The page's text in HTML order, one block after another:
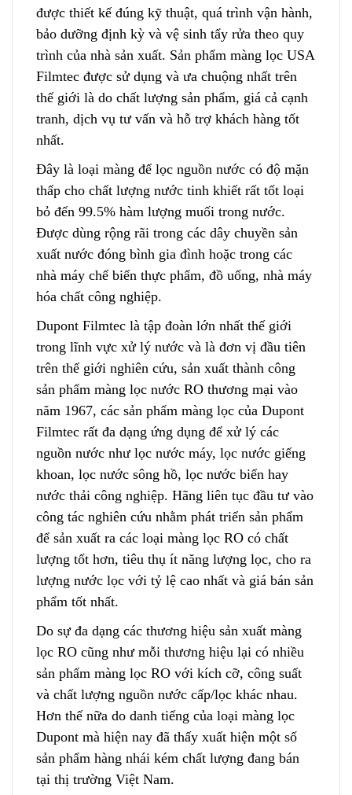
được thiết kế đúng kỹ thuật, quá trình vận hành,
bảo dưỡng định kỳ và vệ sinh tẩy rửa theo quy
trình của nhà sản xuất. Sản phẩm màng lọc USA
Filmtec được sử dụng và ưa chuộng nhất trên
thế giới là do chất lượng sản phẩm, giá cả cạnh
tranh, dịch vụ tư vấn và hỗ trợ khách hàng tốt
nhất.
Đây là loại màng để lọc nguồn nước có độ mặn
thấp cho chất lượng nước tinh khiết rất tốt loại
bỏ đến 99.5% hàm lượng muối trong nước.
Được dùng rộng rãi trong các dây chuyền sản
xuất nước đóng bình gia đình hoặc trong các
nhà máy chế biến thực phẩm, đồ uống, nhà máy
hóa chất công nghiệp.
Dupont Filmtec là tập đoàn lớn nhất thế giới
trong lĩnh vực xử lý nước và là đơn vị đầu tiên
trên thế giới nghiên cứu, sản xuất thành công
sản phẩm màng lọc nước RO thương mại vào
năm 1967, các sản phẩm màng lọc của Dupont
Filmtec rất đa dạng ứng dụng để xử lý các
nguồn nước như lọc nước máy, lọc nước giếng
khoan, lọc nước sông hồ, lọc nước biển hay
nước thải công nghiệp. Hãng liên tục đầu tư vào
công tác nghiên cứu nhằm phát triển sản phẩm
để sản xuất ra các loại màng lọc RO có chất
lượng tốt hơn, tiêu thụ ít năng lượng lọc, cho ra
lượng nước lọc với tỷ lệ cao nhất và giá bán sản
phẩm tốt nhất.
Do sự đa dạng các thương hiệu sản xuất màng
lọc RO cũng như mỗi thương hiệu lại có nhiều
sản phẩm màng lọc RO với kích cỡ, công suất
và chất lượng nguồn nước cấp/lọc khác nhau.
Hơn thế nữa do danh tiếng của loại màng lọc
Dupont mà hiện nay đã thấy xuất hiện một số
sản phẩm hàng nhái kém chất lượng đang bán
tại thị trường Việt Nam.